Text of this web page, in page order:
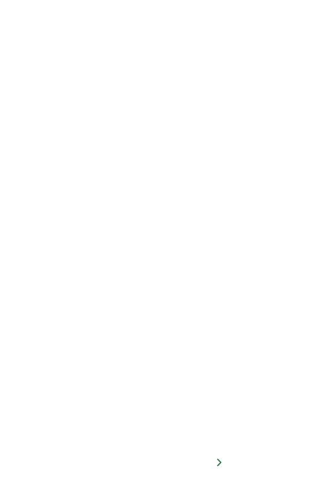
chevron_right